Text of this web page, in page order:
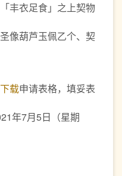
丰衣足食」之上契物
像葫芦玉佩乙个、契
载申请表格，填妥表
年7月5日（星期